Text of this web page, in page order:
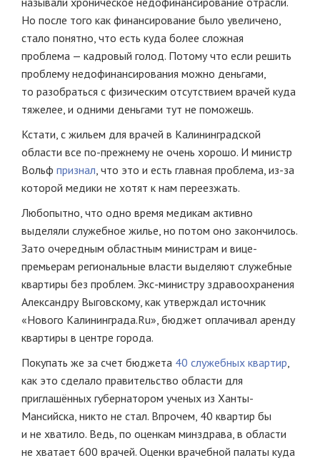
Но после того как финансирование было увеличено,
стало понятно, что есть куда более сложная
проблема — кадровый голод. Потому что если решить
проблему недофинансирования можно деньгами,
то разобраться с физическим отсутствием врачей куда
тяжелее, и одними деньгами тут не поможешь.
Кстати, с жильем для врачей в Калининградской
области все по-прежнему не очень хорошо. И министр
Вольф признал, что это и есть главная проблема, из-за
которой медики не хотят к нам переезжать.
Любопытно, что одно время медикам активно
выделяли служебное жилье, но потом оно закончилось.
Зато очередным областным министрам и вице-
премьерам региональные власти выделяют служебные
квартиры без проблем. Экс-министру здравоохранения
Александру Выговскому, как утверждал источник
«Нового Калининграда.Ru», бюджет оплачивал аренду
квартиры в центре города.
Покупать же за счет бюджета 40 служебных квартир,
как это сделало правительство области для
приглашённых губернатором ученых из Ханты-
Мансийска, никто не стал. Впрочем, 40 квартир бы
и не хватило. Ведь, по оценкам минздрава, в области
не хватает 600 врачей. Оценки врачебной палаты куда